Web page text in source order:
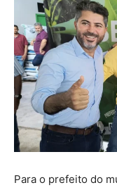
Para o prefeito do